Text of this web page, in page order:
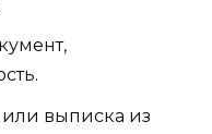
или выписка из